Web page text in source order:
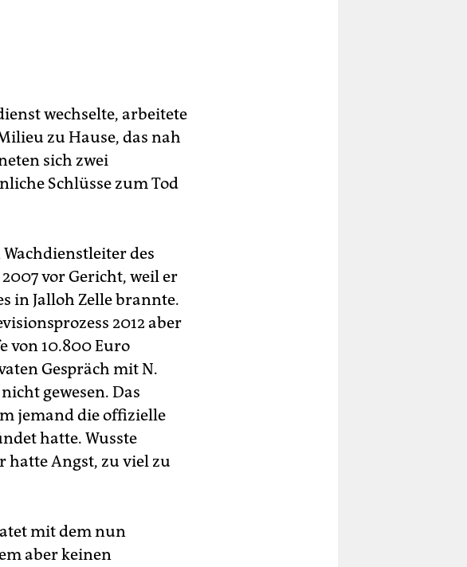
wechselte, arbeitete
zu Hause, das nah
sich zwei
Schlüsse zum Tod
des
vor Gericht, weil er
in Jalloh Zelle brannte.
2012 aber
von 10.800 Euro
Gespräch mit N.
gewesen. Das
jemand die offizielle
hatte. Wusste
hatte Angst, zu viel zu
mit dem nun
aber keinen